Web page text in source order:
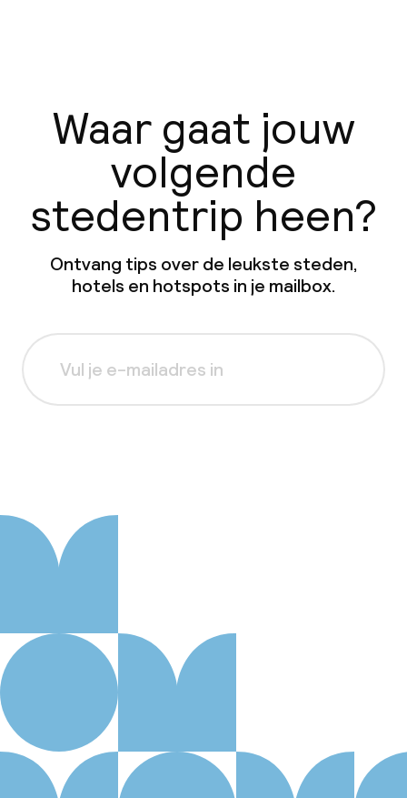
Waar gaat jouw
volgende
stedentrip heen?
Ontvang tips over de leukste steden,
hotels en hotspots in je mailbox.